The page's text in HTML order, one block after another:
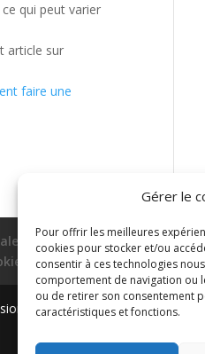
Gérer le
Pour offrir les meilleures
cookies pour stocker et/ou
consentir à ces technologies
comportement de navigation ou
ou de retirer son consentement
caractéristiques et fonctions.
ce qui peut varier
article sur
faire une
Nous contacter Blog